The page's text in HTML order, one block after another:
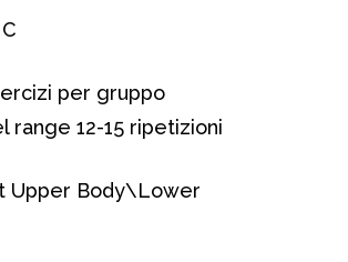
per gruppo
range 12-15 ripetizioni
Upper Body\Lower